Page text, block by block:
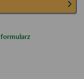
formularz